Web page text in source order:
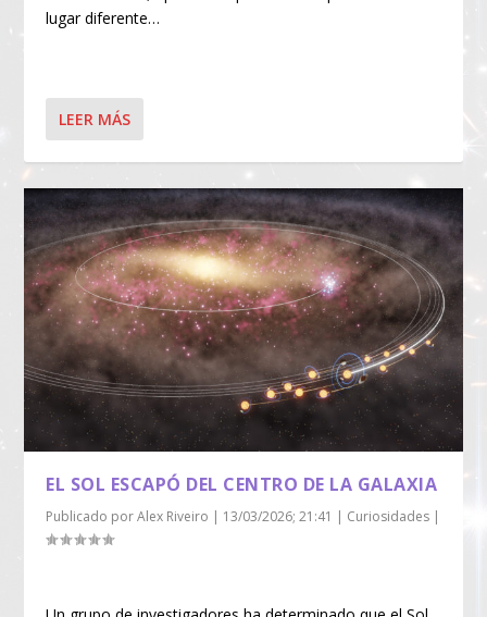
lugar diferente…
LEER MÁS
EL SOL ESCAPÓ DEL CENTRO DE LA GALAXIA
Publicado porAlex Riveiro | 13/03/2026; 21:41 | Curiosidades |